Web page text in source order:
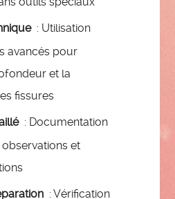
: Utilisation
avancés pour
et la
fissures
: Documentation
et
: Vérification